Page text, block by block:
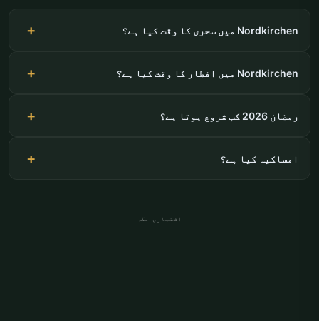
Nordkirchen میں سحری کا وقت کیا ہے؟
Nordkirchen میں افطار کا وقت کیا ہے؟
رمضان 2026 کب شروع ہوتا ہے؟
امساکیہ کیا ہے؟
اشتہاری جگہ